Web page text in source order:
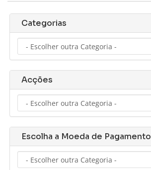
Categorias
Acções
Escolha a Moeda de Pagamento